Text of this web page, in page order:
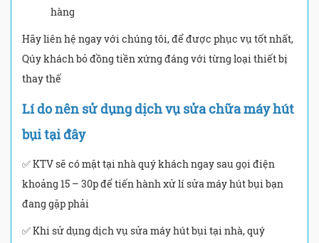
hàng
Hãy liên hệ ngay với chúng tôi, để được phục vụ tốt nhất,
Qúy khách bỏ đồng tiền xứng đáng với từng loại thiết bị
thay thế
Lí do nên sử dụng dịch vụ sửa chữa máy hút
bụi tại đây
✅ KTV sẽ có mặt tại nhà quý khách ngay sau gọi điện
khoảng 15 – 30p để tiến hành xử lí sửa máy hút bụi bạn
đang gặp phải
✅ Khi sử dụng dịch vụ sửa máy hút bụi tại nhà, quý